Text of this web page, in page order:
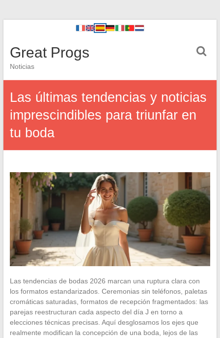
Great Progs
Noticias
Las últimas tendencias y noticias
imprescindibles para triunfar en
tu boda
Las tendencias de bodas 2026 marcan una ruptura clara con
los formatos estandarizados. Ceremonias sin teléfonos, paletas
cromáticas saturadas, formatos de recepción fragmentados: las
parejas reestructuran cada aspecto del día J en torno a
elecciones técnicas precisas. Aquí desglosamos los ejes que
realmente modifican la concepción de una boda, lejos de las